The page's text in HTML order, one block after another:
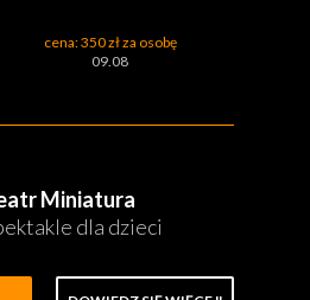
cena: 350 zł za osobę
09.08
Miniatura
dla dzieci